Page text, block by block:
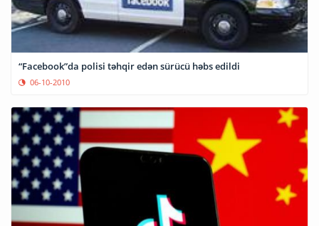
“Facebook”da polisi təhqir edən sürücü həbs edildi
06-10-2010